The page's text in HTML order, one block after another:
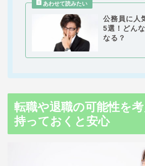
公務員に人
5選！どん
なる？
転職や退職の可能性を
持っておくと安心